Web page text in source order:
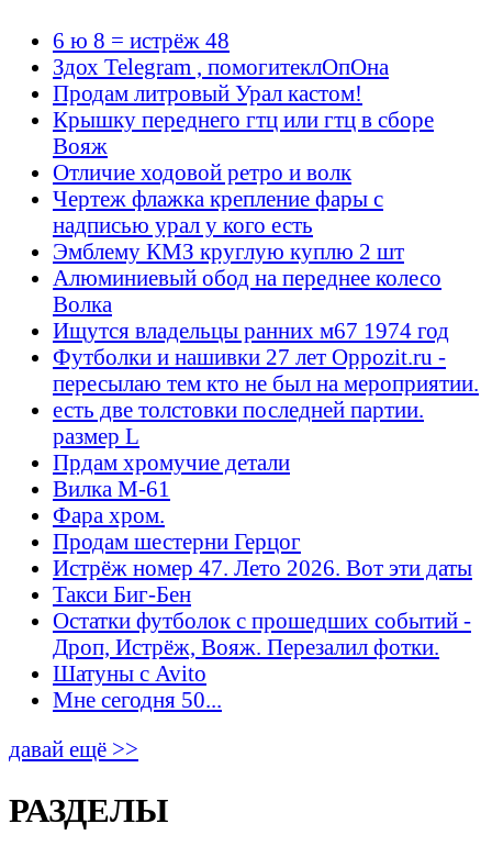
6 ю 8 = истрёж 48
Здох Telegram , помогитеклОпОна
Продам литровый Урал кастом!
Крышку переднего гтц или гтц в сборе
Вояж
Отличие ходовой ретро и волк
Чертеж флажка крепление фары с
надписью урал у кого есть
Эмблему КМЗ круглую куплю 2 шт
Алюминиевый обод на переднее колесо
Волка
Ищутся владельцы ранних м67 1974 год
Футболки и нашивки 27 лет Oppozit.ru -
пересылаю тем кто не был на мероприятии.
есть две толстовки последней партии.
размер L
Прдам хромучие детали
Вилка М-61
Фара хром.
Продам шестерни Герцог
Истрёж номер 47. Лето 2026. Вот эти даты
Такси Биг-Бен
Остатки футболок с прошедших событий -
Дроп, Истрёж, Вояж. Перезалил фотки.
Шатуны с Avito
Мне сегодня 50...
давай ещё >>
РАЗДЕЛЫ